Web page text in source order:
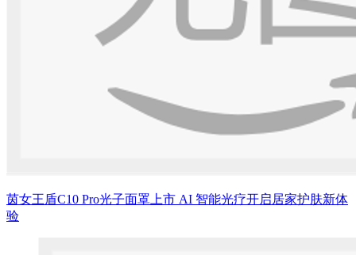
茵女王盾C10 Pro光子面罩上市 AI 智能光疗开启居家护肤新体
验